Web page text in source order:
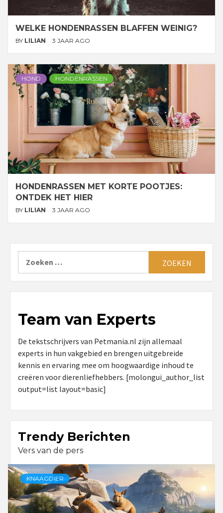
WELKE HONDENRASSEN BLAFFEN WEINIG?
BY LILIAN 3 JAAR AGO
HOND HONDENRASSEN
HONDENRASSEN MET KORTE POOTJES:
ONTDEK HET HIER
BY LILIAN 3 JAAR AGO
Team van Experts
De tekstschrijvers van Petmania.nl zijn allemaal
experts in hun vakgebied en brengen uitgebreide
kennis en ervaring mee om hoogwaardige inhoud te
creëren voor dierenliefhebbers. [molongui_author_list
output=list layout=basic]
Trendy Berichten
Vers van de pers
KNAAGDIER